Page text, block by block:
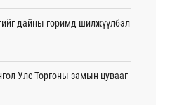
дайны горимд шилжүүлбэл
Улс Торгоны замын цувааг